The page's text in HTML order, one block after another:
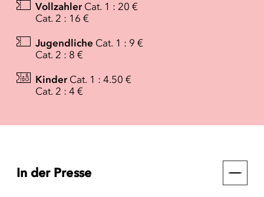
Vollzahler Cat. 1 : 20 €
Cat. 2 : 16 €
Jugendliche Cat. 1 : 9 €
Cat. 2 : 8 €
Kinder Cat. 1 : 4.50 €
Cat. 2 : 4 €
In der Presse